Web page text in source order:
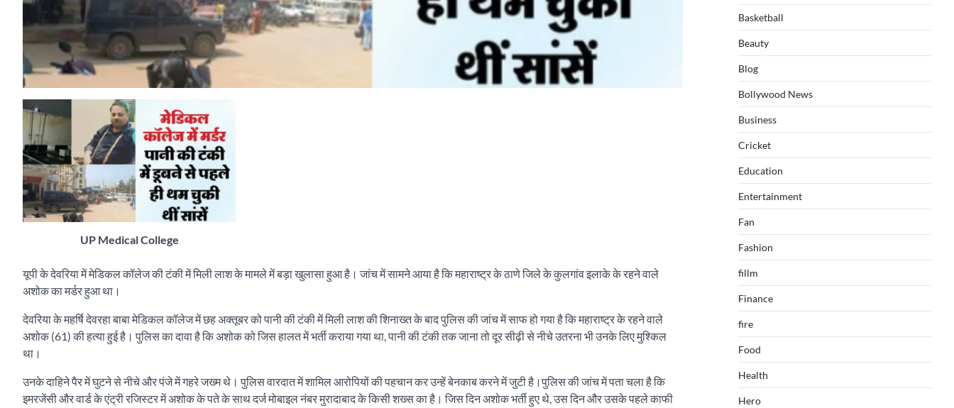
UP Medical College
यूपी के देवरिया में मेडिकल कॉलेज की टंकी में मिली लाश के मामले में बड़ा खुलासा हुआ है। जांच में सामने आया है कि महाराष्ट्र के ठाणे जिले के कुलगांव इलाके के रहने वाले
अशोक का मर्डर हुआ था।
देवरिया के महर्षि देवरहा बाबा मेडिकल कॉलेज में छह अक्तूबर को पानी की टंकी में मिली लाश की शिनाख्त के बाद पुलिस की जांच में साफ हो गया है कि महाराष्ट्र के रहने वाले
अशोक (61) की हत्या हुई है। पुलिस का दावा है कि अशोक को जिस हालत में भर्ती कराया गया था, पानी की टंकी तक जाना तो दूर सीढ़ी से नीचे उतरना भी उनके लिए मुश्किल
था।
उनके दाहिने पैर में घुटने से नीचे और पंजे में गहरे जख्म थे। पुलिस वारदात में शामिल आरोपियों की पहचान कर उन्हें बेनकाब करने में जुटी है।पुलिस की जांच में पता चला है कि
इमरजेंसी और वार्ड के एंट्री रजिस्टर में अशोक के पते के साथ दर्ज मोबाइल नंबर मुरादाबाद के किसी शख्स का है। जिस दिन अशोक भर्ती हुए थे, उस दिन और उसके पहले काफी
Basketball
Beauty
Blog
Bollywood News
Business
Cricket
Education
Entertainment
Fan
Fashion
fillm
Finance
fire
Food
Health
Hero